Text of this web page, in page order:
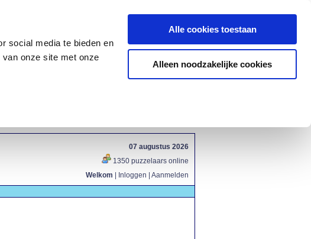
social media te bieden en
onze site met onze
Alle cookies toestaan
Alleen noodzakelijke cookies
07 augustus 2026
1350 puzzelaars online
Welkom
Inloggen Aanmelden